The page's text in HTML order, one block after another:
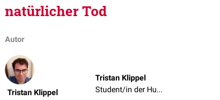
natürlicher Tod
Autor
Tristan Klippel
Tristan Klippel
Student/in der Humanmedizin